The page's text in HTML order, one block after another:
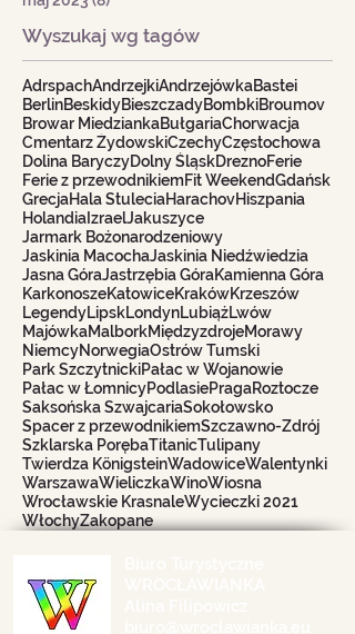
Wyszukaj wg tagów
AdrspachAndrzejkiAndrzejówkaBastei
BerlinBeskidyBieszczadyBombkiBroumov
Browar MiedziankaBułgariaChorwacja
Cmentarz ŻydowskiCzechyCzęstochowa
Dolina BaryczyDolny ŚląskDreznoFerie
Ferie z przewodnikiemFit WeekendGdańsk
GrecjaHala StuleciaHarachovHiszpania
Holandia IzraelJakuszyce
Jarmark Bożonarodzeniowy
Jaskinia MacochaJaskinia Niedźwiedzia
Jasna GóraJastrzębia GóraKamienna Góra
KarkonoszeKatowiceKrakówKrzeszów
LegendyLipskLondynLubiążLwów
MajówkaMalborkMiędzyzdrojeMorawy
NiemcyNorwegiaOstrów Tumski
Park SzczytnickiPałac w Wojanowie
Pałac w ŁomnicyPodlasiePragaRoztocze
Saksońska SzwajcariaSokołowsko
Spacer z przewodnikiemSzczawno-Zdrój
Szklarska PorębaTitanicTulipany
Twierdza KönigsteinWadowiceWalentynki
WarszawaWieliczkaWinoWiosna
Wrocławskie KrasnaleWycieczki 2021
WłochyZakopane